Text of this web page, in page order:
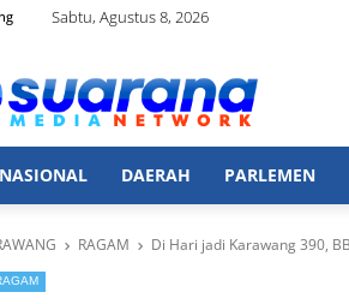
Sabtu, Agustus 8, 2026
NASIONAL DAERAH PARLEMEN
RAGAM Di Hari jadi Karawang 390,